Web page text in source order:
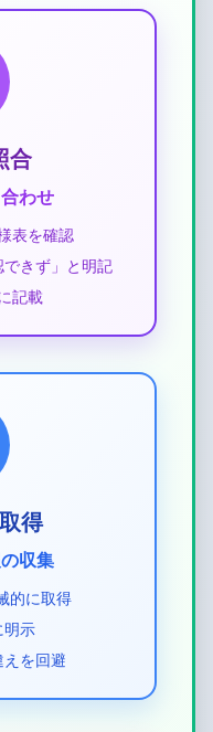
合
わせ
表を確認
きず」と明記
記載
得
収集
的に取得
明示
を回避